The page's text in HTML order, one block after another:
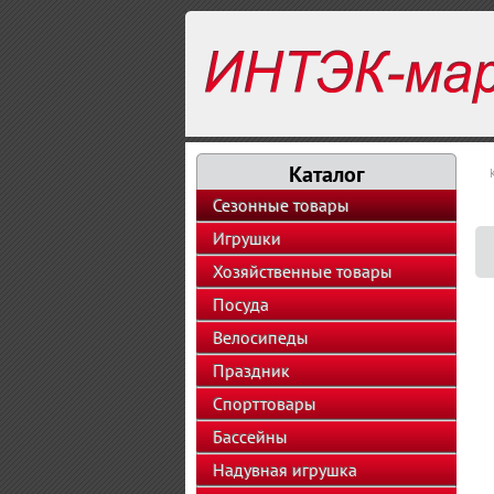
Каталог
Сезонные товары
Игрушки
Хозяйственные товары
Посуда
Велосипеды
Праздник
Спорттовары
Бассейны
Надувная игрушка